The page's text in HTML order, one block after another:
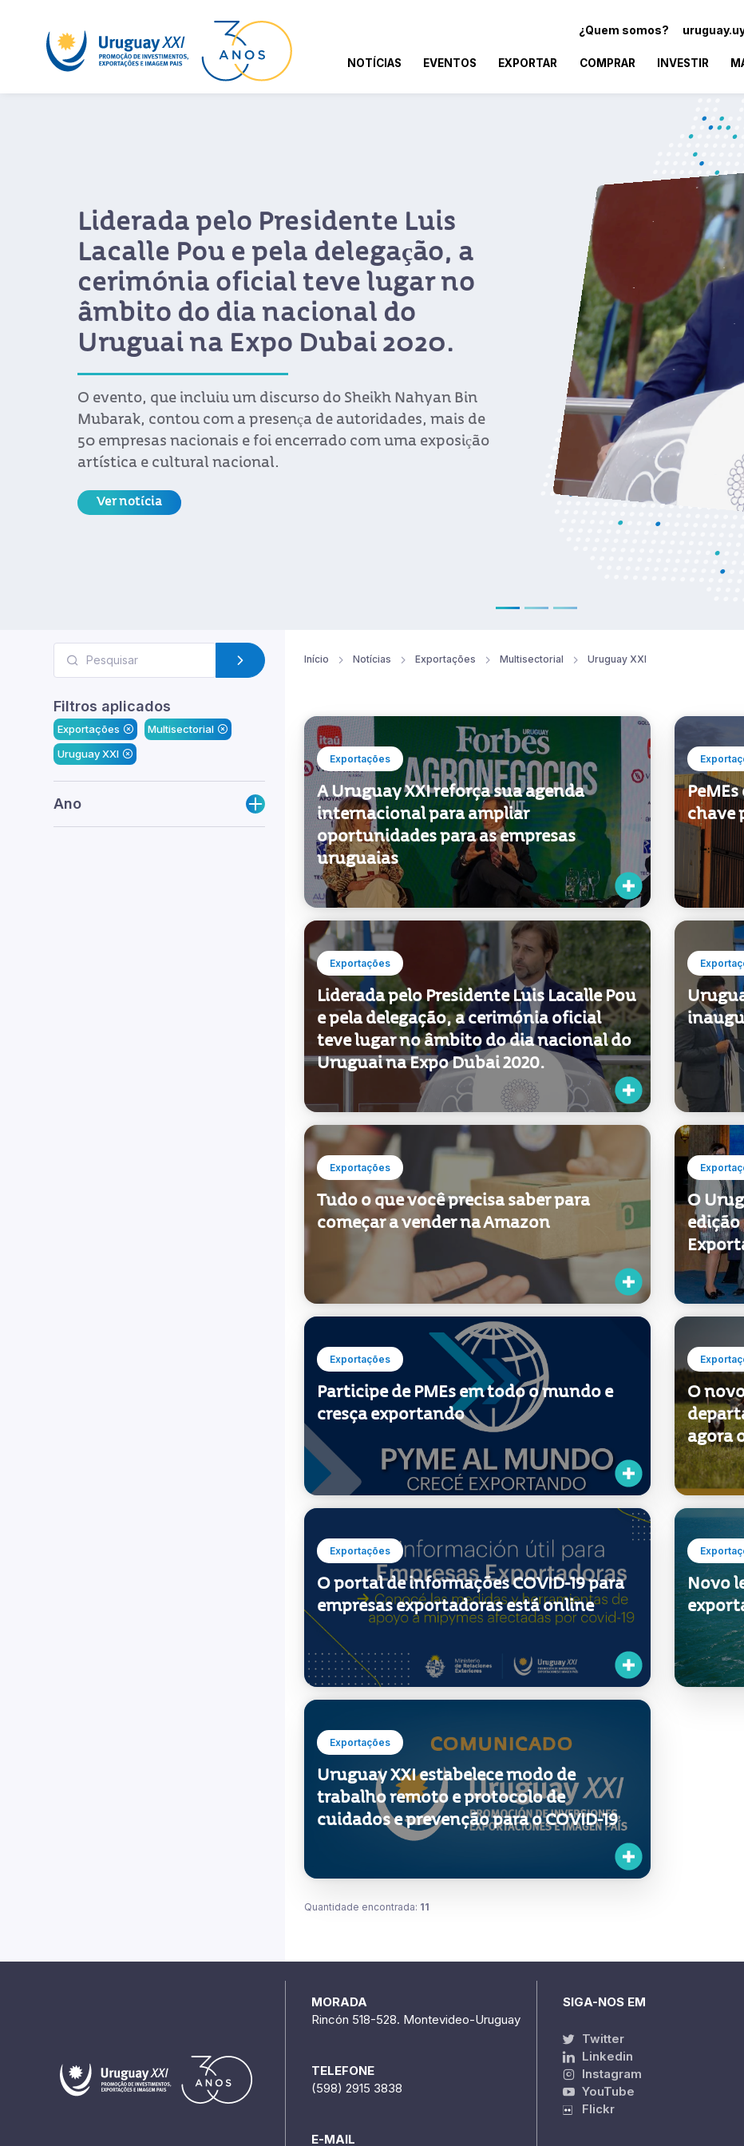
¿Quem somos?
NOTÍCIAS EVENTOS EXPORTAR COMPRAR INVESTIR
O novo relatório de exportação
por departamento do Uruguai
XXI está agora online
Montevidéu e Colônia são responsáveis por quase 40% das
colocações de mercadorias do Uruguai no exterior.
Ver notícia
Ano
Exportações
oportunidades para as empresas
uruguaias
Exportações
Liderada pelo Presidente Luis Lacalle Pou
e pela delegação, a cerimónia oficial
teve lugar no âmbito do dia nacional do
Uruguai na Expo Dubai 2020.
Exportações
Tudo o que você precisa saber para
começar a vender na Amazon
O
edição
Participe de PMEs em todo o mundo e
cresça exportando
O
Exportações
O portal de informações COVID-19 para
empresas exportadoras está online
Novo
Exportações
Uruguay XXI estabelece modo de
trabalho remoto e protocolo de
Quantidade encontrada:11
MORADA
Rincón 518-528. Montevideo-Uruguay
TELEFONE
(598) 2915 3838
E-MAIL
SIGA-NOS EM
Twitter
Linkedin
Instagram
YouTube
Flickr